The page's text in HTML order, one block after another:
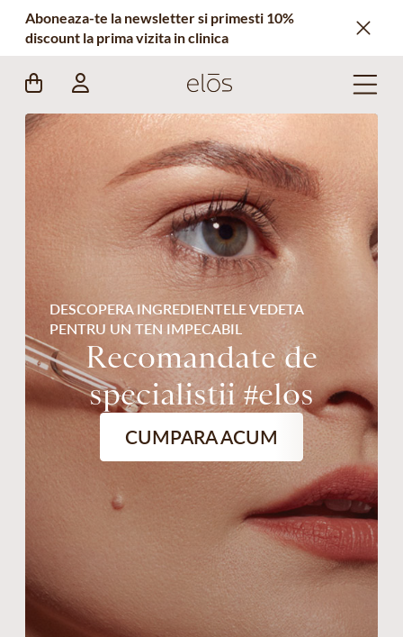
Aboneaza-te la newsletter si primesti 10%
discount la prima vizita in clinica
DESCOPERA INGREDIENTELE VEDETA
PENTRU UN TEN IMPECABIL
Recomandate de
specialistii #elos
CUMPARA ACUM